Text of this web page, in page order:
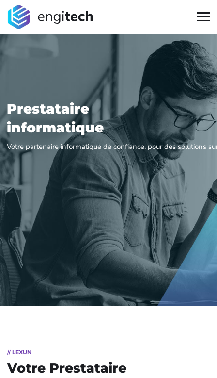
Prestataire
informatique
Votre partenaire informatique de confiance, pour des solutions
// LEXUN
Votre Prestataire